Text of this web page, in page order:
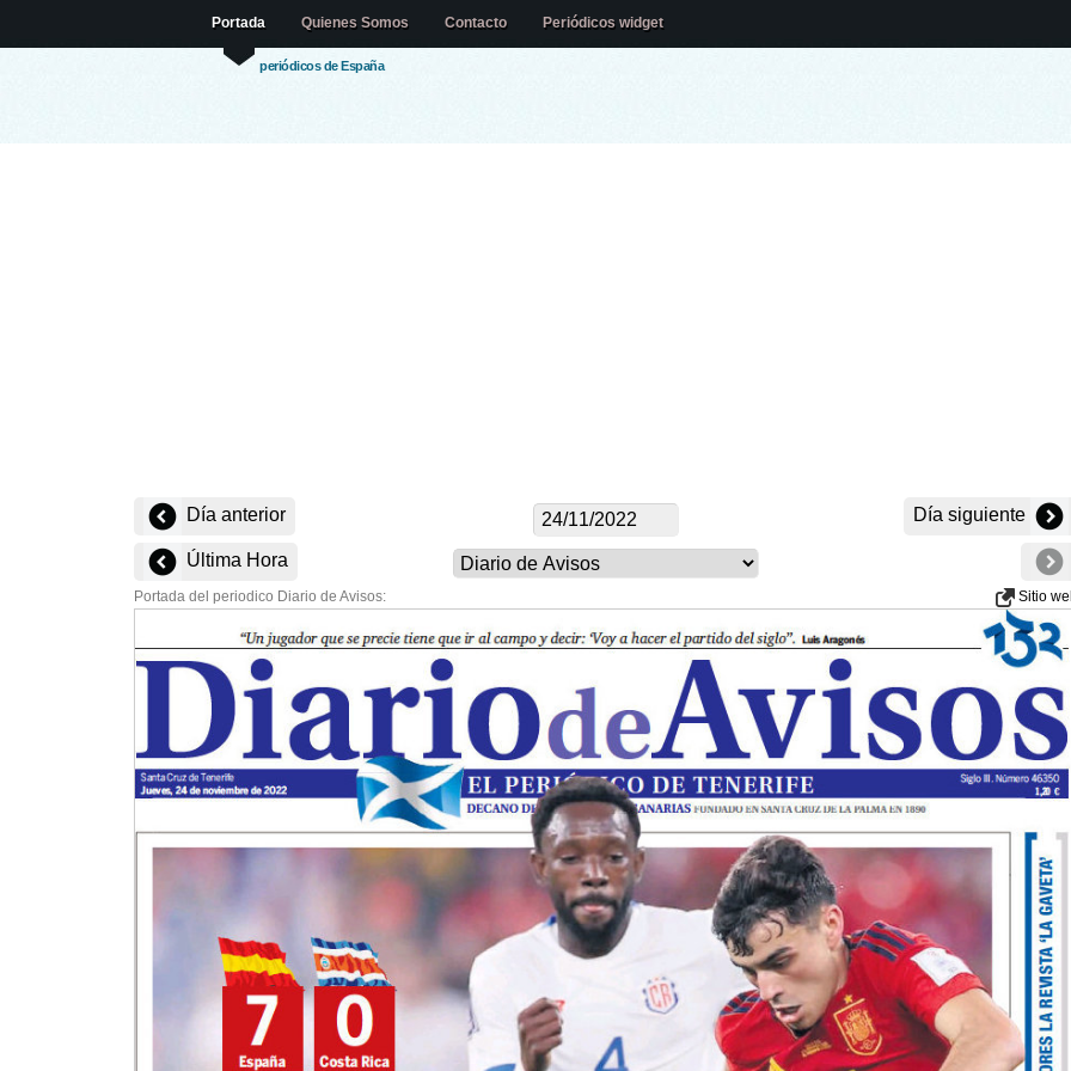
periódicos de España
Portada Quienes Somos Contacto Periódicos widget
Día anterior Día siguiente
Última Hora
Portada del periodico Diario de Avisos: Sitio